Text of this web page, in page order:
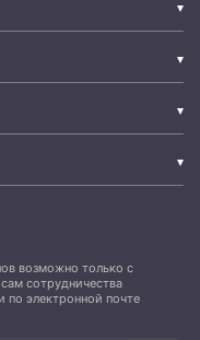
возможно только с
сотрудничества
по электронной почте